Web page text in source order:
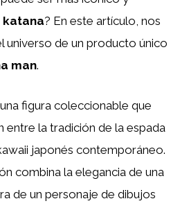
katana? En este artículo, nos
universo de un producto único
man.
figura coleccionable que
entre la tradición de la espada
japonés contemporáneo.
combina la elegancia de una
de un personaje de dibujos